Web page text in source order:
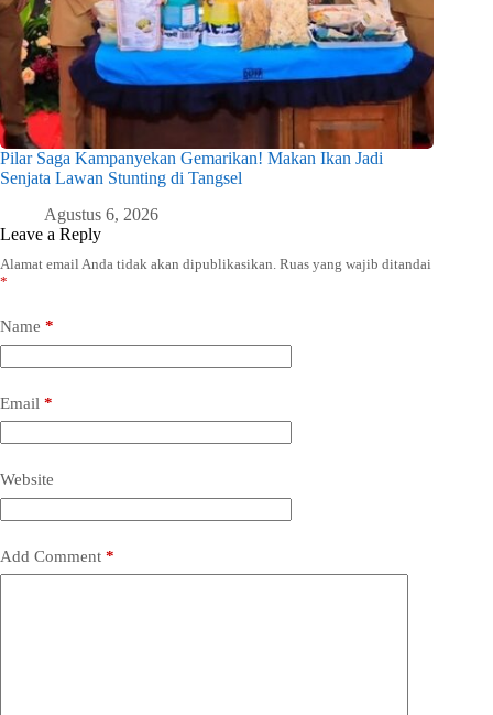
Pilar Saga Kampanyekan Gemarikan! Makan Ikan Jadi
Senjata Lawan Stunting di Tangsel
Agustus 6, 2026
Leave a Reply
Alamat email Anda tidak akan dipublikasikan. Ruas yang wajib ditandai
*
Name *
Email *
Website
Add Comment *